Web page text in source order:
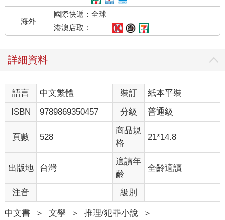
她在哪裡？
也許真正的自由就像這樣？不，一定就是這樣，因為她感覺到前
所未有的自由。一隻蝴蝶，光有自己就夠了。輕盈遨飛，持續地
尋覓，身邊圍繞著處處為她著想的良善美好的人。到處是不知疲
前從未聽過的讚美歌。
她輕輕嘆了口氣，又笑了起來，沉浸在思緒的洪流裡。
突然間，她憶起學校和自行車，再次感受到清晨的酷寒，牙齒甚
至咔嚓地互相撞擊著。
就在她回到現實，心臟終於放棄跳動的這一刻，她也想起汽車撞
到她時發出的沉悶聲，隨之而來的骨頭斷裂聲，以及她掉下來
二○一四年四月二十九日，星期二
「喂，卡爾，醒來呀，你的電話響了一輩子了。」
卡爾睡眼惺忪，目光往上一看。阿薩德什麼時候穿上黃色迷彩服
的？之前不是才一身白，那頭捲髮也還是烏黑的啊！他的同事該
海外
國際快遞：全球
港澳店取：
詳細資料
語言 中文繁體 裝訂
紙本平裝
ISBN
9789869350457 分級 普通級
頁數 528
商品規
格
21*14.8
出版地 台灣
適讀年
齡
全齡適讀
注音 級別
中文書 ＞ 文學 ＞ 推理/犯罪小說
＞